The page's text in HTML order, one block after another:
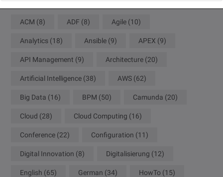
ACM (8) ADF (8) Agile (10)
Analytics (18) Ansible (9) APEX (9)
API Management (9) Architecture (20)
Artificial Intelligence (38) AWS (62)
Big Data (16) BPM (50) Camunda (20)
Cloud (28) Cloud Computing (16)
Conference (22) Configuration (11)
Digital Innovation (8) Digitalisierung (12)
English (65) German (34) HowTo (15)